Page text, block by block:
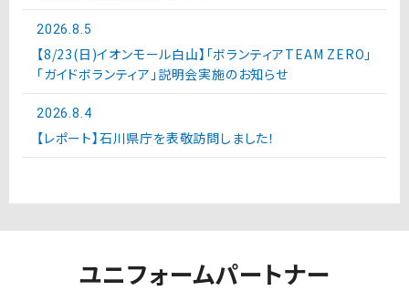
2026.8.5
【8/23(日)イオンモール白山】「ボランティアTEAM ZERO」
「ガイドボランティア」説明会実施のお知らせ
2026.8.4
【レポート】石川県庁を表敬訪問しました！
ユニフォームパートナー